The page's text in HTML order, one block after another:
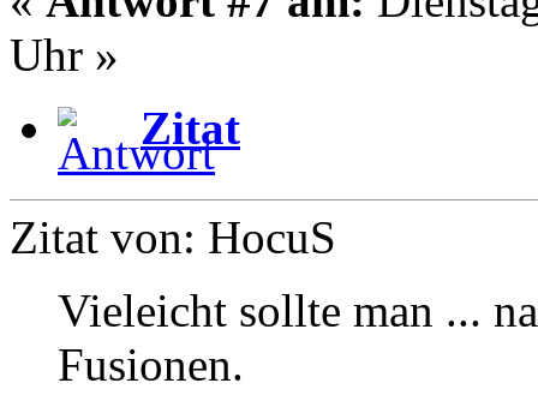
Uhr »
Zitat
Zitat von: HocuS
Vieleicht sollte man ...
Fusionen.